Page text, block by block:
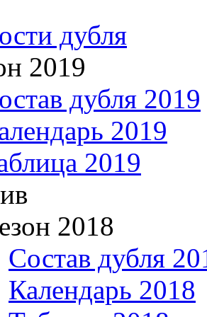
дубля
2019
дубля 2019
2019
2019
2018
Состав дубля
Календарь 2018